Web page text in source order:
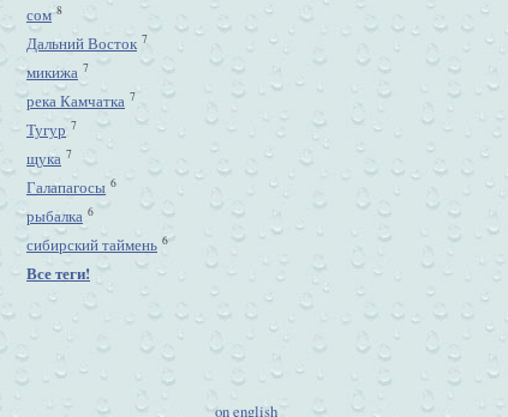
сом 8
Дальний Восток 7
микижа 7
река Камчатка 7
Тугур 7
щука 7
Галапагосы 6
рыбалка 6
сибирский таймень 6
Все теги!
on english